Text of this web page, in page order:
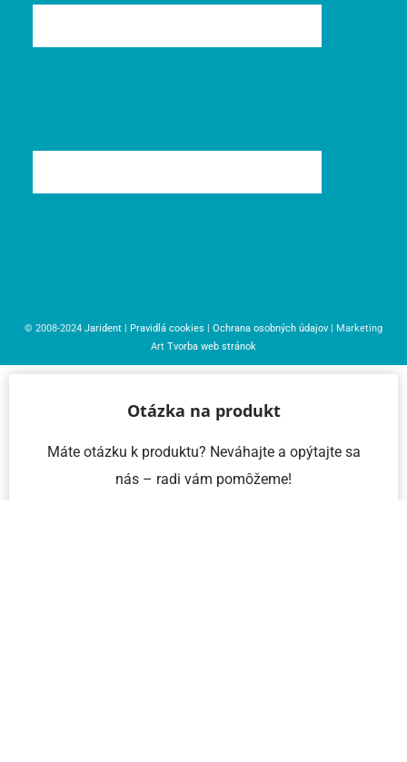
© 2008-2024 Jarident Pravidlá cookies Ochrana osobných údajov | Marketing
Art Tvorba web stránok
Otázka na produkt
Máte otázku k produktu? Neváhajte a opýtajte sa
nás – radi vám pomôžeme!